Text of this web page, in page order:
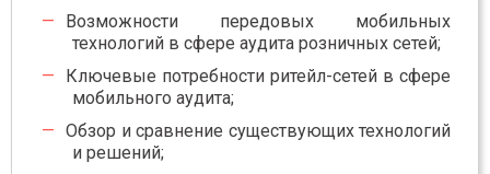
Возможности передовых мобильных
технологий в сфере аудита розничных сетей;
Ключевые потребности ритейл-сетей в сфере
мобильного аудита;
Обзор и сравнение существующих технологий
и решений;